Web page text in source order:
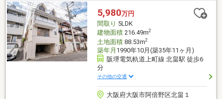
5,980万円
間取り 5LDK
建物面積216.49m2
土地面積88.53m2
築年月 1990年10月(築35年11ヶ月)
阪堺電気軌道上町線 北畠駅 徒歩6
分
その他の交通
大阪府大阪市阿倍野区北畠１